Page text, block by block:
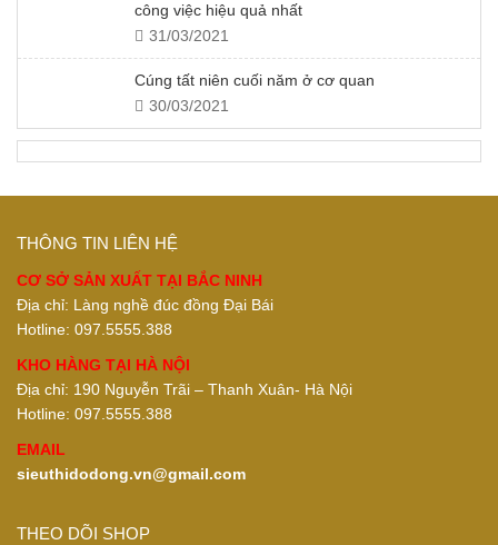
công việc hiệu quả nhất
31/03/2021
Cúng tất niên cuối năm ở cơ quan
30/03/2021
THÔNG TIN LIÊN HỆ
CƠ SỞ SẢN XUẤT TẠI BẮC NINH
Địa chỉ: Làng nghề đúc đồng Đại Bái
Hotline: 097.5555.388
KHO HÀNG TẠI HÀ NỘI
Địa chỉ: 190 Nguyễn Trãi – Thanh Xuân- Hà Nội
Hotline: 097.5555.388
EMAIL
sieuthidodong.vn@gmail.com
THEO DÕI SHOP